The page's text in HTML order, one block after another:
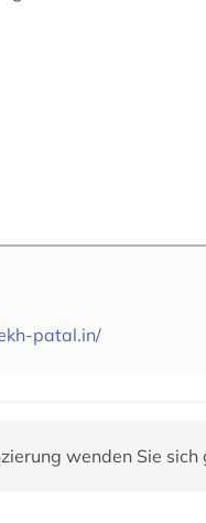
patal.in/
wenden Sie sich